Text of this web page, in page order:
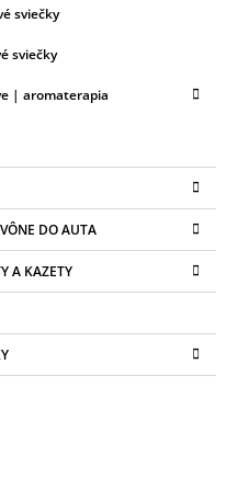
sviečky
sviečky
| aromaterapia
DO AUTA
A KAZETY